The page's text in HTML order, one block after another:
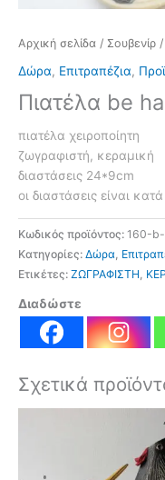
Αρχική σελίδα / Σουβενίρ /
Δώρα, Επιτραπέζια,
Πιατέλα be
πιατέλα χειροποίητη
ζωγραφιστή, κεραμική
διαστάσεις 24*9cm
οι διαστάσεις είναι
Κωδικός προϊόντος: 160-
Κατηγορίες: Δώρα,
Ετικέτες: ΖΩΓΡΑΦΙΣΤΗ,
Διαδώστε
Σχετικά